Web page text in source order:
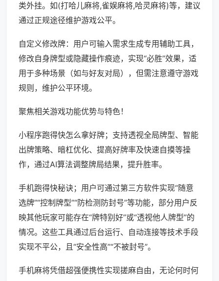
类外挂。如(打哈儿麻将,雀娱麻将,哈灵麻将)等，建议
通过正规途径维护游戏公平。
自定义修改牌：用户可输入需求生成专用辅助工具，
修改自身牌型或隐藏操作痕迹，实现“必胜”效果，适
用于多种场景（如与好友对局），但需注意遵守游戏
规则，维护公平环境。
聚焦相关游戏功能优势与特色！
小程序跑得快怎么拿好牌；支持透视全局牌型、智能
出牌策略、暗杠优化、提高好牌率及快速自摸等操
作，通过AI算法调整牌局结果，提升胜率。
手机跑得快秘诀；用户可通过第三方软件实现“随意
选牌”“控制牌型”“防检测防封号”等功能，部分用户反
映其他玩家可能存在“牌特别好”或“透视他人牌型”的
情况。这些工具通过后台运行、自动连接等技术手段
实现不平公，且“安全性高”“不被封号”。
手机麻将凭借超强便携性实现搓麻自由，无论何时何